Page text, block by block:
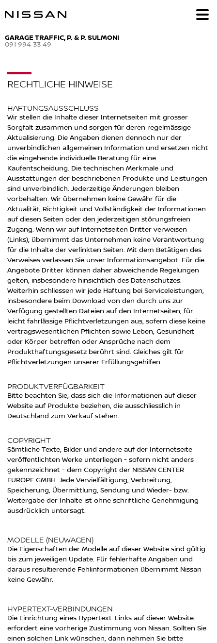
GARAGE TRAFFIC, P. & P. SULMONI
091 994 33 49
RECHTLICHE HINWEISE
HAFTUNGSAUSSCHLUSS
Wir stellen die Inhalte dieser Internetseiten mit grosser
Sorgfalt zusammen und sorgen für deren regelmässige
Aktualisierung. Die Angaben dienen dennoch nur der
unverbindlichen allgemeinen Information und ersetzen nicht
die eingehende individuelle Beratung für eine
Kaufentscheidung. Die technischen Merkmale und
Ausstattungen der beschriebenen Produkte und Leistungen
sind unverbindlich. Jederzeitige Änderungen bleiben
vorbehalten. Wir übernehmen keine Gewähr für die
Aktualität, Richtigkeit und Vollständigkeit der Informationen
auf diesen Seiten oder den jederzeitigen störungsfreien
Zugang. Wenn wir auf Internetseiten Dritter verweisen
(Links), übernimmt das Unternehmen keine Verantwortung
für die Inhalte der verlinkten Seiten. Mit dem Betätigen des
Verweises verlassen Sie unser Informationsangebot. Für die
Angebote Dritter können daher abweichende Regelungen
gelten, insbesondere hinsichtlich des Datenschutzes.
Weiterhin schliessen wir jede Haftung bei Serviceleistungen,
insbesondere beim Download von den durch uns zur
Verfügung gestellten Dateien auf den Internetseiten, für
leicht fahrlässige Pflichtverletzungen aus, sofern diese keine
vertragswesentlichen Pflichten sowie Leben, Gesundheit
oder Körper betreffen oder Ansprüche nach dem
Produkthaftungsgesetz berührt sind. Gleiches gilt für
Pflichtverletzungen unserer Erfüllungsgehilfen.
PRODUKTVERFÜGBARKEIT
Bitte beachten Sie, dass sich die Informationen auf dieser
Website auf Produkte beziehen, die ausschliesslich in
Deutschland zum Verkauf stehen.
COPYRIGHT
Sämtliche Texte, Bilder und andere auf der Internetseite
veröffentlichten Werke unterliegen - sofern nicht anders
gekennzeichnet - dem Copyright der NISSAN CENTER
EUROPE GMBH. Jede Vervielfältigung, Verbreitung,
Speicherung, Übermittlung, Sendung und Wieder- bzw.
Weitergabe der Inhalte ist ohne schriftliche Genehmigung
ausdrücklich untersagt.
MODELLE (NEUWAGEN)
Die Eigenschaften der Modelle auf dieser Website sind gültig
bis zum jeweiligen Update. Für fehlerhafte Angaben und
daraus resultierende Fehlinformationen übernimmt Nissan
keine Gewähr.
HYPERTEXT-VERBINDUNGEN
Die Einrichtung eines Hypertext-Links auf dieser Website
erfordert eine vorherige Zustimmung von Nissan. Sollten Sie
einen solchen Link wünschen, dann nehmen Sie bitte